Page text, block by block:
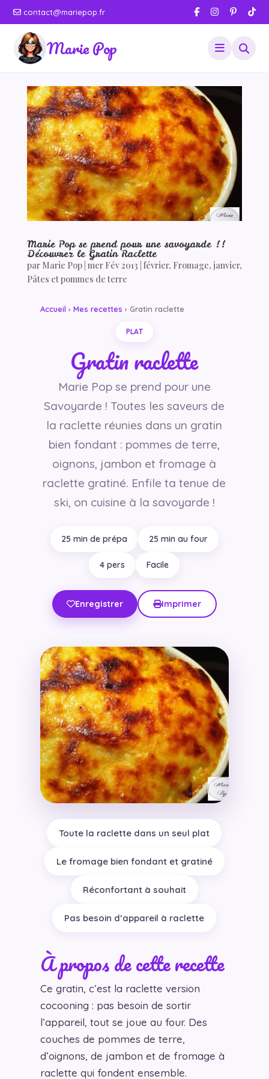
contact@mariepop.fr
Marie Pop
Marie Pop se prend pour une savoyarde !!
Découvrez le Gratin Raclette
par Marie Pop| mer Fév 2013 février, Fromage, janvier,
Pâtes et pommes de terre
Accueil › Mes recettes › Gratin raclette
PLAT
Gratin raclette
Marie Pop se prend pour une
Savoyarde ! Toutes les saveurs de
la raclette réunies dans un gratin
bien fondant : pommes de terre,
oignons, jambon et fromage à
raclette gratiné. Enfile ta tenue de
ski, on cuisine à la savoyarde !
25 min de prépa 25 min au four
4 pers Facile
Enregistrer Imprimer
Toute la raclette dans un seul plat
Le fromage bien fondant et gratiné
Réconfortant à souhait
Pas besoin d’appareil à raclette
À propos de cette recette
Ce gratin, c’est la raclette version
cocooning : pas besoin de sortir
l’appareil, tout se joue au four. Des
couches de pommes de terre,
d’oignons, de jambon et de fromage à
raclette qui fondent ensemble.